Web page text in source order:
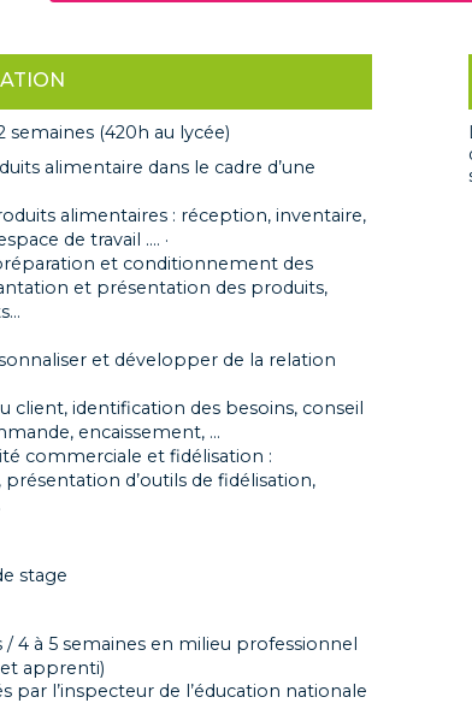
semaines (420h au lycée)
alimentaire dans le cadre d’une
alimentaires : réception, inventaire,
de travail …. ·
et conditionnement des
et présentation des produits,
et développer de la relation
client, identification des besoins, conseil
encaissement, …
commerciale et fidélisation :
d’outils de fidélisation,
stage
4 à 5 semaines en milieu professionnel
apprenti)
par l’inspecteur de l’éducation nationale